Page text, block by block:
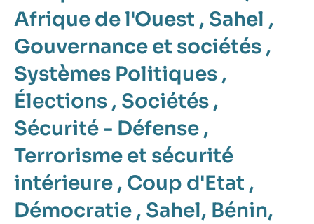
Afrique de l'Ouest , Sahel ,
Gouvernance et sociétés ,
Systèmes Politiques ,
Élections , Sociétés ,
Sécurité - Défense ,
Terrorisme et sécurité
intérieure , Coup d'Etat ,
Démocratie , Sahel, Bénin,